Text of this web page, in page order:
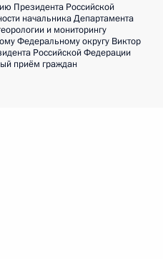
Президента Российской
начальника Департамента
и мониторингу
Федеральному округу Виктор
Российской Федерации
приём граждан